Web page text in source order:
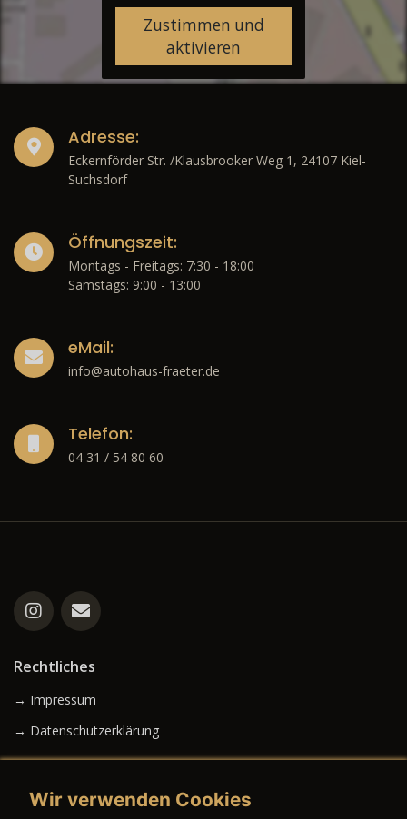
Zustimmen und
aktivieren
Adresse:
Eckernförder Str. /Klausbrooker Weg 1, 24107 Kiel-
Suchsdorf
Öffnungszeit:
Montags - Freitags: 7:30 - 18:00
Samstags: 9:00 - 13:00
eMail:
info@autohaus-fraeter.de
Telefon:
04 31 / 54 80 60
Rechtliches
→ Impressum
→ Datenschutzerklärung
Wir verwenden Cookies